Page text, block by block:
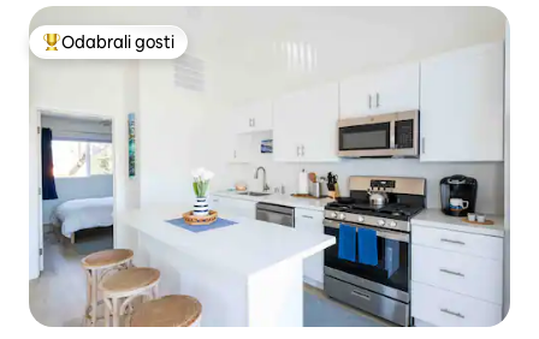
Među najviše rangiranima s oznakom „Odabrali gosti”
Odabrali gosti